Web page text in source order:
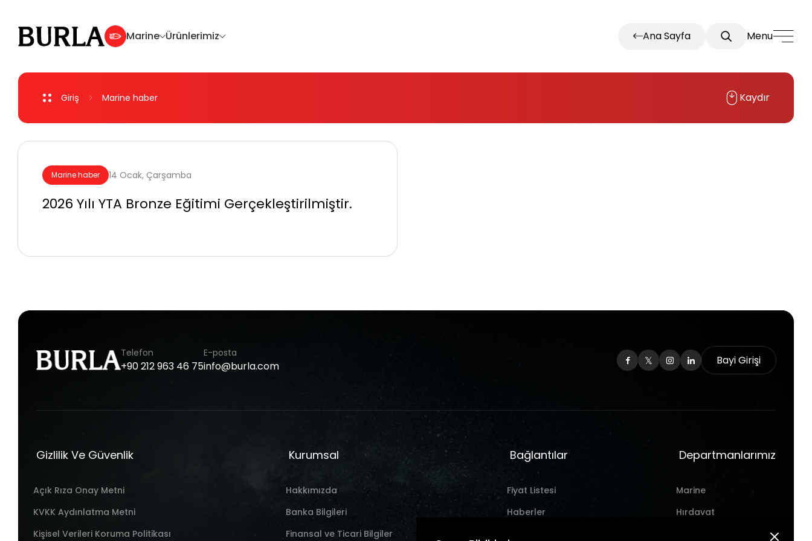
Marine Ürünlerimiz
Dıştan Takma Motorlar
Deniz Motosikleti
Aksesuarlar
Ana Sayfa Menu
Giriş Marine haber Kaydır
Marine haber 14 Ocak, Çarşamba
2026 Yılı YTA Bronze Eğitimi Gerçekleştirilmiştir.
Telefon
+90212963 46 75
E-posta
info@burla.com Bayi Girişi
Gizlilik Ve Güvenlik
Açık Rıza Onay Metni
KVKK Aydınlatma Metni
Kişisel Verileri Koruma Politikası
Kurumsal
Hakkımızda
Banka Bilgileri
Finansal ve Ticari Bilgiler
Bağlantılar
Fiyat Listesi
Haberler
Departmanlarımız
Marine
Hırdavat